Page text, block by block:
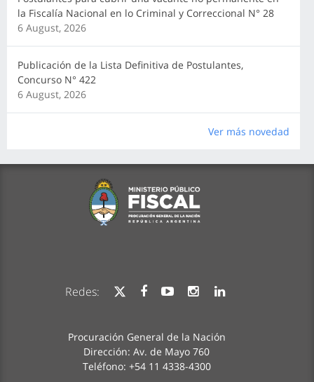
la Fiscalía Nacional en lo Criminal y Correccional N° 28
6 August, 2026
Publicación de la Lista Definitiva de Postulantes,
Concurso N° 422
6 August, 2026
Ver más novedad
Redes:
Procuración General de la Nación
Dirección: Av. de Mayo 760
Teléfono: +54 11 4338-4300